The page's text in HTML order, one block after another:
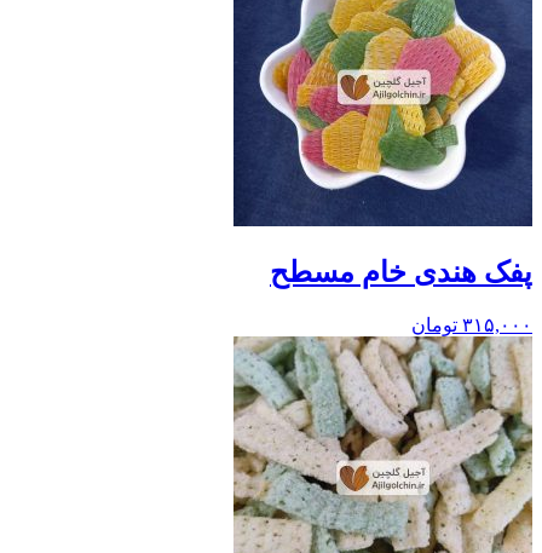
پفک هندی خام مسطح
۳۱۵,۰۰۰ تومان